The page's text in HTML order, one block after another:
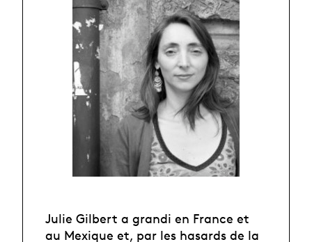
Julie Gilbert a grandi en France et
au Mexique et, par les hasards de la